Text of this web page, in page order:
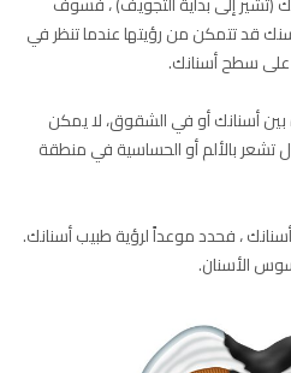
قد تتمكن من رؤيتها عندما تنظر في
على سطح أسنانك.
أسنانك أو في الشقوق، لا يمكن
تشعر بالألم أو الحساسية في منطقة
، فحدد موعداً لرؤية طبيب أسنانك.
الأسنان.